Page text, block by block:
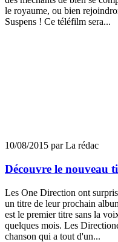
le royaume, ou bien
Suspens ! Ce téléfilm sera...
10/08/2015 par La rédac
Découvre le nouveau
Les One Direction ont
un titre de leur prochain
est le premier titre sans la
quelques mois. Les
chanson qui a tout d'un...